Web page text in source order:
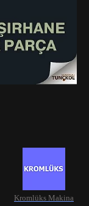
Kromlüks Makina